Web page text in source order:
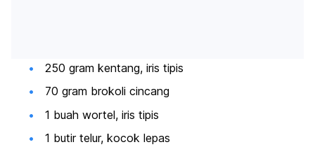
250 gram kentang, iris tipis
70 gram brokoli cincang
1 buah wortel, iris tipis
1 butir telur, kocok lepas